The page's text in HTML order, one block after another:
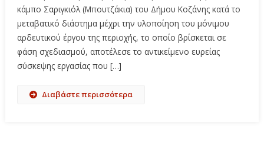
κάμπο Σαριγκιόλ (Μπουτζάκια) του Δήμου Κοζάνης κατά το
μεταβατικό διάστημα μέχρι την υλοποίηση του μόνιμου
αρδευτικού έργου της περιοχής, το οποίο βρίσκεται σε
φάση σχεδιασμού, αποτέλεσε το αντικείμενο ευρείας
σύσκεψης εργασίας που […]
Διαβάστε περισσότερα